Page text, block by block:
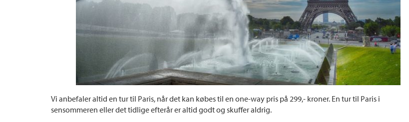
Vi anbefaler altid en tur til Paris, når det kan købes til en one-way pris på 299,- kroner. En tur til Paris i
sensommeren eller det tidlige efterår er altid godt og skuffer aldrig.